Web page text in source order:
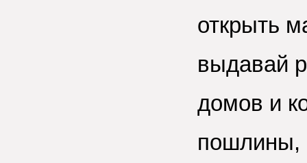
открыть
выдавай
домов и
пошлины,